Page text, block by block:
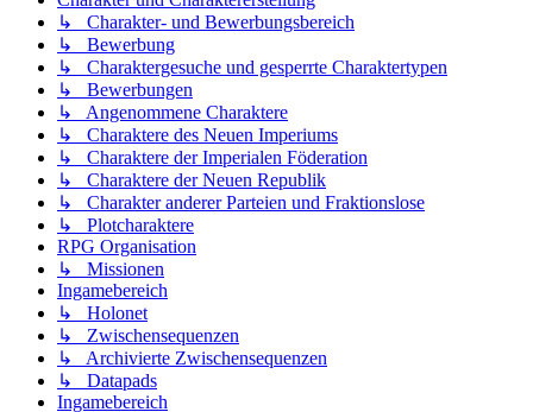
↳ Charakter- und Bewerbungsbereich
↳ Bewerbung
↳ Charaktergesuche und gesperrte Charaktertypen
↳ Bewerbungen
↳ Angenommene Charaktere
↳ Charaktere des Neuen Imperiums
↳ Charaktere der Imperialen Föderation
↳ Charaktere der Neuen Republik
↳ Charakter anderer Parteien und Fraktionslose
↳ Plotcharaktere
RPG Organisation
↳ Missionen
Ingamebereich
↳ Holonet
↳ Zwischensequenzen
↳ Archivierte Zwischensequenzen
↳ Datapads
Ingamebereich